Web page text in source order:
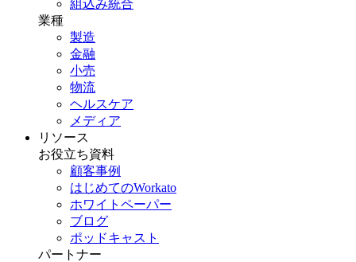
組込み統合
業種
製造
金融
小売
物流
ヘルスケア
メディア
リソース
お役立ち資料
顧客事例
はじめてのWorkato
ホワイトペーパー
ブログ
ポッドキャスト
パートナー